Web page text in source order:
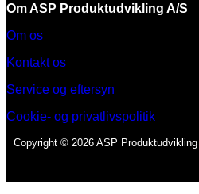
Om ASP Produktudvikling A/S
Om os
Kontakt os
Service og eftersyn
Cookie- og privatlivspolitik
Copyright © 2026 ASP